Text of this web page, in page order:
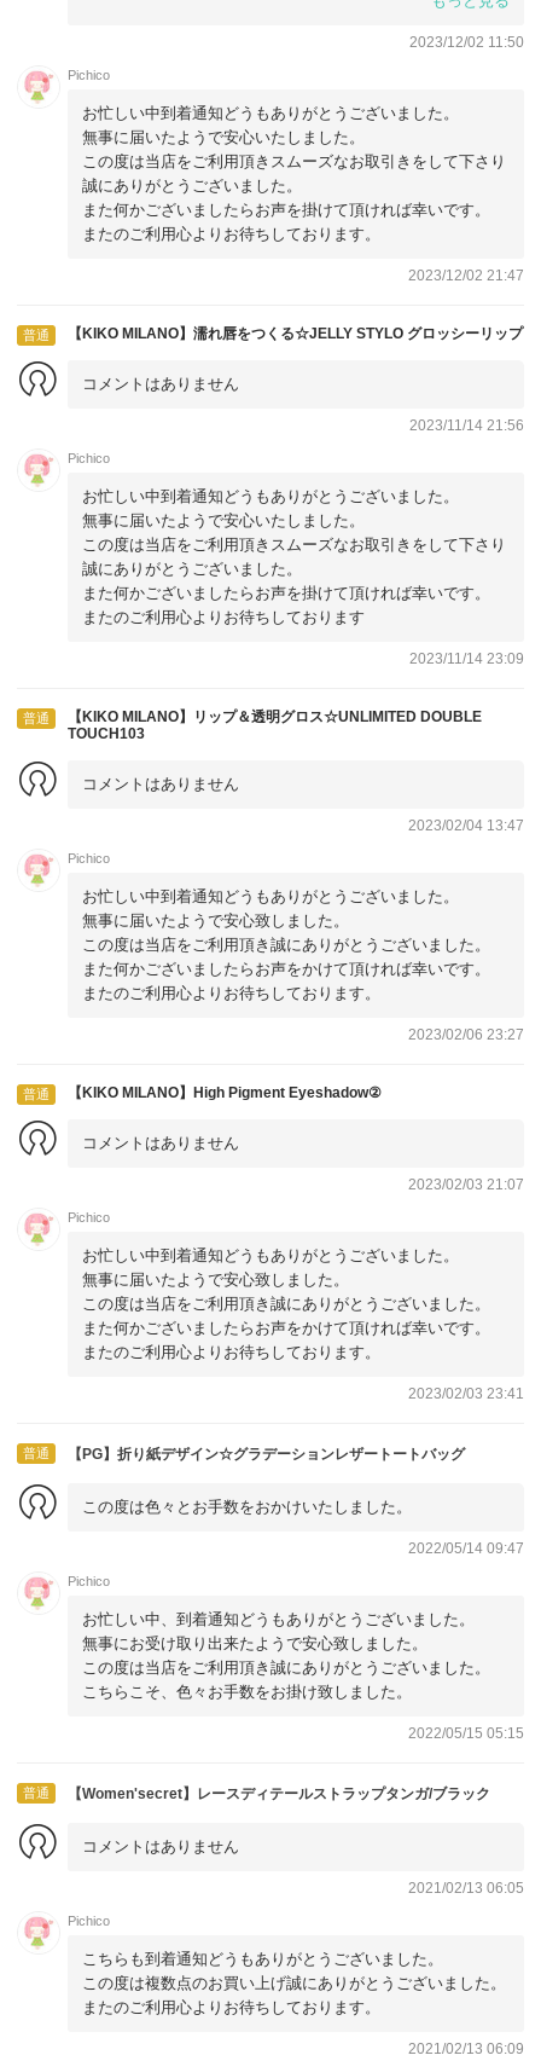
主人は大変喜んでいます。
2023/12/02 11:50
Pichico
お忙しい中到着通知どうもありがとうございました。
無事に届いたようで安心いたしました。
この度は当店をご利用頂きスムーズなお取引きをして下さり
誠にありがとうございました。
また何かございましたらお声を掛けて頂ければ幸いです。
またのご利用心よりお待ちしております。
2023/12/02 21:47
普通 【KIKO MILANO】濡れ唇をつくる☆JELLY STYLO グロッシーリップ
コメントはありません
2023/11/14 21:56
Pichico
お忙しい中到着通知どうもありがとうございました。
無事に届いたようで安心いたしました。
この度は当店をご利用頂きスムーズなお取引きをして下さり
誠にありがとうございました。
また何かございましたらお声を掛けて頂ければ幸いです。
またのご利用心よりお待ちしております
2023/11/14 23:09
普通
【KIKO MILANO】リップ＆透明グロス☆UNLIMITED DOUBLE
TOUCH103
コメントはありません
2023/02/04 13:47
Pichico
お忙しい中到着通知どうもありがとうございました。
無事に届いたようで安心致しました。
この度は当店をご利用頂き誠にありがとうございました。
また何かございましたらお声をかけて頂ければ幸いです。
またのご利用心よりお待ちしております。
2023/02/06 23:27
普通 【KIKO MILANO】High Pigment Eyeshadow②
コメントはありません
2023/02/03 21:07
Pichico
お忙しい中到着通知どうもありがとうございました。
無事に届いたようで安心致しました。
この度は当店をご利用頂き誠にありがとうございました。
また何かございましたらお声をかけて頂ければ幸いです。
またのご利用心よりお待ちしております。
2023/02/03 23:41
普通 【PG】折り紙デザイン☆グラデーションレザートートバッグ
この度は色々とお手数をおかけいたしました。
2022/05/14 09:47
Pichico
お忙しい中、到着通知どうもありがとうございました。
無事にお受け取り出来たようで安心致しました。
この度は当店をご利用頂き誠にありがとうございました。
こちらこそ、色々お手数をお掛け致しました。
2022/05/15 05:15
普通 【Women'secret】レースディテールストラップタンガ/ブラック
コメントはありません
2021/02/13 06:05
Pichico
こちらも到着通知どうもありがとうございました。
この度は複数点のお買い上げ誠にありがとうございました。
またのご利用心よりお待ちしております。
2021/02/13 06:09